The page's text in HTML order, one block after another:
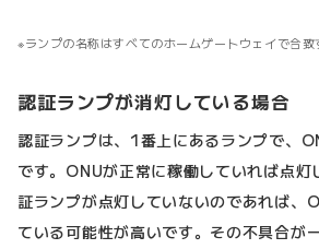
ランプの名称はすべてのホームゲートウェイで合致
認証ランプが消灯している場合
認証ランプは、1番上にあるランプで、
です。ONUが正常に稼働していれば点灯
証ランプが点灯していないのであれば、
ている可能性が高いです。その不具合が